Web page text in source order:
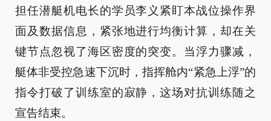
担任潜艇机电长的学员李义紧盯本战位操作界
面及数据信息，紧张地进行均衡计算，却在关
键节点忽视了海区密度的突变。当浮力骤减，
艇体非受控急速下沉时，指挥舱内“紧急上浮”的
指令打破了训练室的寂静，这场对抗训练随之
宣告结束。